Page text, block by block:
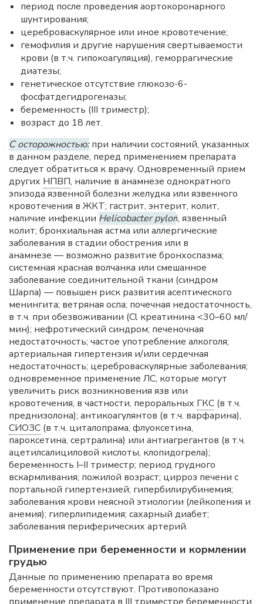
период после проведения аортокоронарного
шунтирования;
цереброваскулярное или иное кровотечение;
гемофилия и другие нарушения свертываемости
крови (в т.ч. гипокоагуляция), геморрагические
диатезы;
генетическое отсутствие глюкозо-6-
фосфатдегидрогеназы;
беременность (III триместр);
возраст до 18 лет.
С осторожностью:при наличии состояний, указанных
в данном разделе, перед применением препарата
следует обратиться к врачу. Одновременный прием
других НПВП, наличие в анамнезе однократного
эпизода язвенной болезни желудка или язвенного
кровотечения в ЖКТ; гастрит, энтерит, колит,
наличие инфекции Helicobacter pylori, язвенный
колит; бронхиальная астма или аллергические
заболевания в стадии обострения или в
анамнезе — возможно развитие бронхоспазма;
системная красная волчанка или смешанное
заболевание соединительной ткани (синдром
Шарпа) — повышен риск развития асептического
менингита; ветряная оспа; почечная недостаточность,
в т.ч. при обезвоживании (Cl креатинина <30–60 мл/
мин); нефротический синдром; печеночная
недостаточность; частое употребление алкоголя;
артериальная гипертензия и/или сердечная
недостаточность; цереброваскулярные заболевания;
одновременное применение ЛС, которые могут
увеличить риск возникновения язв или
кровотечения, в частности, пероральных ГКС (в т.ч.
преднизолона); антикоагулянтов (в т.ч. варфарина),
СИОЗС (в т.ч. циталопрама, флуоксетина,
пароксетина, сертралина) или антиагрегантов (в т.ч.
ацетилсалициловой кислоты, клопидогрела);
беременность I–II триместр; период грудного
вскармливания; пожилой возраст; цирроз печени с
портальной гипертензией; гипербилирубинемия;
заболевания крови неясной этиологии (лейкопения и
анемия); гиперлипидемия; сахарный диабет;
заболевания периферических артерий.
Применение при беременности и кормлении
грудью
Данные по применению препарата во время
беременности отсутствуют. Противопоказано